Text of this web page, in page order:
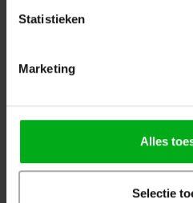
Statistieken
Marketing
Alles
Selectie
SPX | SYCLOSPOT LP25 led
SPX* |PRI01498